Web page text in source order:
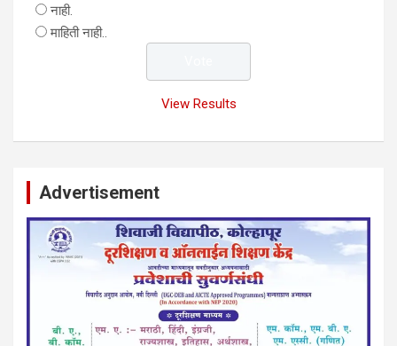
नाही.
माहिती नाही..
View Results
Advertisement